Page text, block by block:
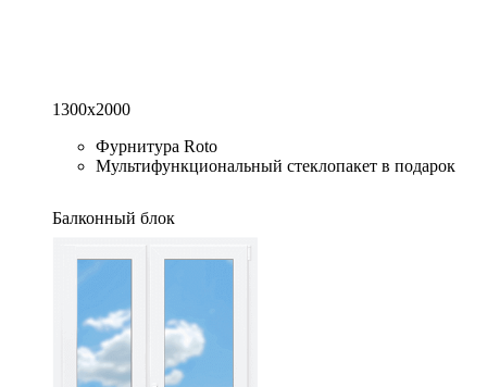
1300x2000
Фурнитура Roto
Мультифункциональный стеклопакет в подарок
Балконный блок